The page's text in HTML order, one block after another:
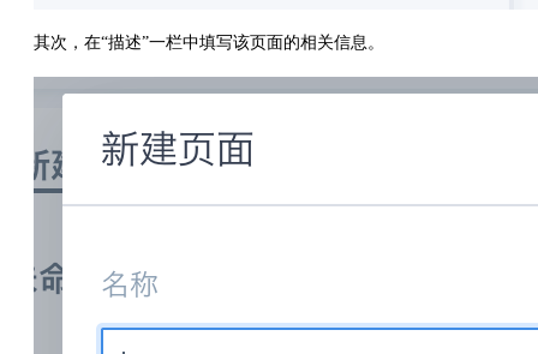
其次，在“描述”一栏中填写该页面的相关信息。